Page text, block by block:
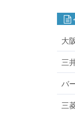
大
三
バ
三